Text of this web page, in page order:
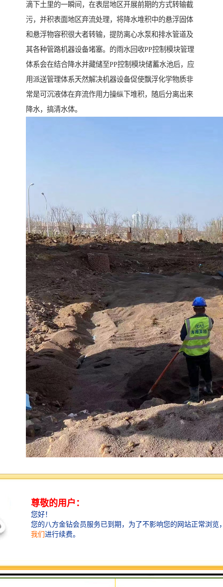
滴下土里的一瞬间，在表层地区开展前期的方式转输截
污，并积表面地区弃流处理，将降水堆积中的悬浮固体
和悬浮物容积很大者转输，提防离心水泵和排水管道及
其各种管路机器设备堵塞。的雨水回收PP控制模块管理
体系会在结合降水并藏储至PP控制模块储蓄水池后，应
用派送管理体系天然解决机器设备促使飘浮化学物质非
常是可沉液体在弃流作用力操纵下堆积，随后分离出来
降水，搞清水体。
随着环境的不断恶化和人类对自然的污染，清洁水源越
源，却一直被人们所忽视，如何科学、有效地对其进行
收集和利用，就显得尤为重要。利用雨水和控制雨水的
好处：
2、节约水资源。